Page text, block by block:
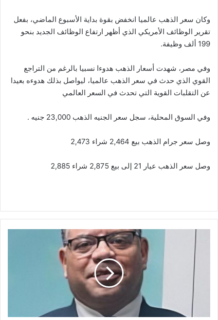
وكان سعر الذهب عالميا انخفض بقوة بداية الأسبوع الماضي، بفعل
تقرير الوظائف الأمريكي الذي أظهر ارتفاع الوظائف الجديد بنحو
199 ألف وظيفة.
وفي مصر، شهدت أسعار الذهب هدوءا نسبيا بالرغم من التراجع
القوي الذي حدث في سعر الذهب عالميا، ليواصل بذلك هدوءه بعيدا
عن التقلبات القوية التي تحدث في السعر العالمي
وفي السوق المحلية، سجل سعر الجنيه الذهب 23,000 جنيه .
وصل سعر جرام الذهب بيع 2,464 شراء 2,473
وصل سعر الذهب عيار 21 إلى بيع 2,875 شراء 2,885
المالية:
مواعيد
مرتبات
العاملين
فى